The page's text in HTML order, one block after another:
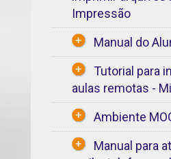
Impressão
Manual do
Tutorial para
aulas remotas -
Ambiente
Manual para